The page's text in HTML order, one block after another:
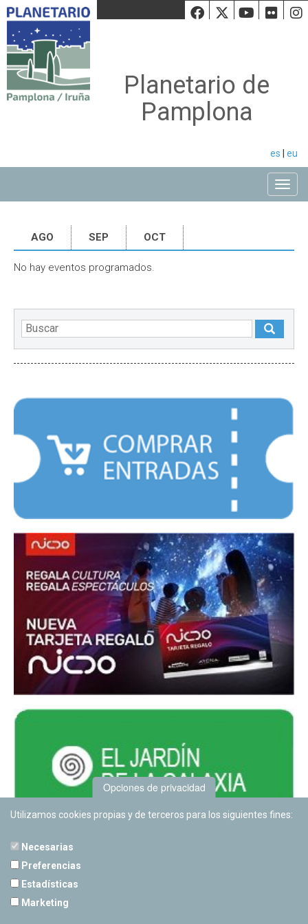
Facebook
Twiiter
Planetario de
Pamplona
es eu
AGO SEP OCT
No hay eventos programados.
Opciones de privacidad
Utilizamos cookies propias y de terceros para los siguientes fines:
Necesarias
Preferencias
Estadísticas
Marketing